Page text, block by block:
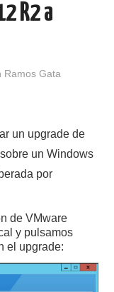
R2 a
Ramos Gata
un upgrade de
un Windows
por
de VMware
y pulsamos
el upgrade: